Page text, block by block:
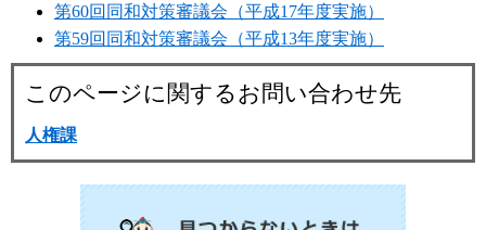
第60回同和対策審議会（平成17年度実施）
第59回同和対策審議会（平成13年度実施）
このページに関するお問い合わせ先
人権課